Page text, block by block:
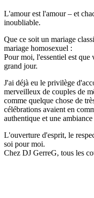
L'amour est l'amour – et
inoubliable.
Que ce soit un mariage
mariage homosexuel :
Pour moi, l'essentiel est que
grand jour.
J'ai déjà eu le privilège
merveilleux de couples de
comme quelque chose de
célébrations avaient en
authentique et une
L'ouverture d'esprit, le
soi pour moi.
Chez DJ GerreG, tous les